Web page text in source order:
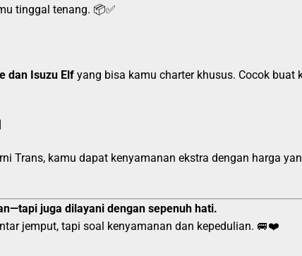
tinggal tenang. 📦✅
dan Isuzu Elf yang bisa kamu charter khusus. Cocok buat
Trans, kamu dapat kenyamanan ekstra dengan harga
juga dilayani dengan sepenuh hati.
jemput, tapi soal kenyamanan dan kepedulian. 🚐❤️